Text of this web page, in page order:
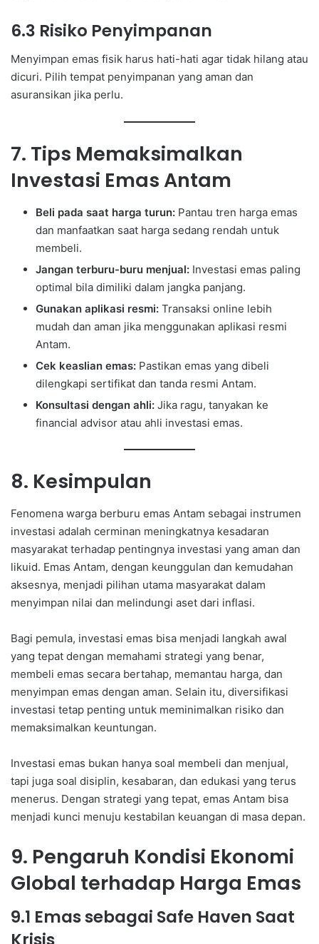
6.3 Risiko Penyimpanan
Menyimpan emas fisik harus hati-hati agar tidak hilang atau
dicuri. Pilih tempat penyimpanan yang aman dan
asuransikan jika perlu.
7. Tips Memaksimalkan
Investasi Emas Antam
Beli pada saat harga turun: Pantau tren harga emas
dan manfaatkan saat harga sedang rendah untuk
membeli.
Jangan terburu-buru menjual: Investasi emas paling
optimal bila dimiliki dalam jangka panjang.
Gunakan aplikasi resmi: Transaksi online lebih
mudah dan aman jika menggunakan aplikasi resmi
Antam.
Cek keaslian emas: Pastikan emas yang dibeli
dilengkapi sertifikat dan tanda resmi Antam.
Konsultasi dengan ahli: Jika ragu, tanyakan ke
financial advisor atau ahli investasi emas.
8. Kesimpulan
Fenomena warga berburu emas Antam sebagai instrumen
investasi adalah cerminan meningkatnya kesadaran
masyarakat terhadap pentingnya investasi yang aman dan
likuid. Emas Antam, dengan keunggulan dan kemudahan
aksesnya, menjadi pilihan utama masyarakat dalam
menyimpan nilai dan melindungi aset dari inflasi.
Bagi pemula, investasi emas bisa menjadi langkah awal
yang tepat dengan memahami strategi yang benar,
membeli emas secara bertahap, memantau harga, dan
menyimpan emas dengan aman. Selain itu, diversifikasi
investasi tetap penting untuk meminimalkan risiko dan
memaksimalkan keuntungan.
Investasi emas bukan hanya soal membeli dan menjual,
tapi juga soal disiplin, kesabaran, dan edukasi yang terus
menerus. Dengan strategi yang tepat, emas Antam bisa
menjadi kunci menuju kestabilan keuangan di masa depan.
9. Pengaruh Kondisi Ekonomi
Global terhadap Harga Emas
9.1 Emas sebagai Safe Haven Saat